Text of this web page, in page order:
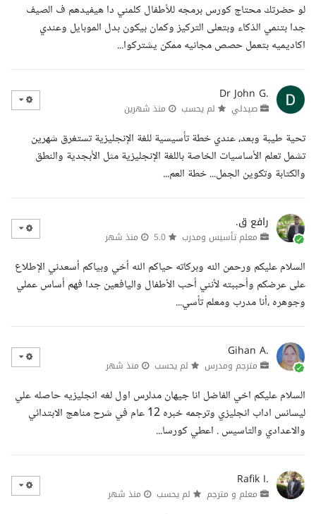
لو حضرتك محتاج كورس برمجه للأطفال كلمني دا هيفيدهم ف الصيف
جدا بتنمي الذكاء وبتعلى التركيز وكمان بيكون بدل الموبايل وعندي
اكاديميه بتعمل حصص مجانيه ممكن يشتركوا...
Dr John G.
صيدلي لم يحسب منذ شهرين
تحية طيبة وبعد، عندي خطة تأسيسية للغة الإنجليزية تستغرق شهرين
تشمل تعلم الأساسيات الخاصة باللغة الإنجليزية مثل الأبجدية والنطق
والكتابة وتكوين الجمل... خطة العم...
رافع ق.
معلم تأسيس ومدرب منذ شهر
السلام عليكم ورحمن الله وبركاته حياكم الله أخي وبياكم أسعدني الإطلاع
على عرضكم وأحببته لأنني أحب الأطفال واليافعين جدا فهم أساس عملي
وجوهره ،أنا مدرب ومعلم تأسي...
Gihan A.
مترجم ومدرس لم يحسب منذ شهر
السلام عليكم اخي الفاضل انا جيهان مدلرس اول لغه انجليزيه حاصله علي
ليسانس اداب انجليزي وترجمه خبره 12 عام في شرح مناهج الابتدائي
والاعدادي والتاسيس . اعطي كورسا...
Rafik I.
معلم و مترجم لم يحسب منذ شهر